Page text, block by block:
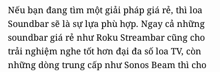
Nếu bạn đang tìm một giải pháp giá rẻ, thì loa
Soundbar sẽ là sự lựa phù hợp. Ngay cả những
soundbar giá rẻ như Roku Streambar cũng cho
trải nghiệm nghe tốt hơn đại đa số loa TV, còn
những dòng trung cấp như Sonos Beam thì cho